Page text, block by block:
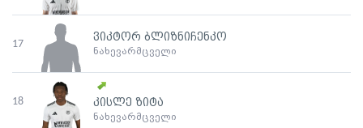
17
ვიკტორ ბლიზნიჩენკო
ნახევარმცველი
18 კისლე ზიტა
ნახევარმცველი